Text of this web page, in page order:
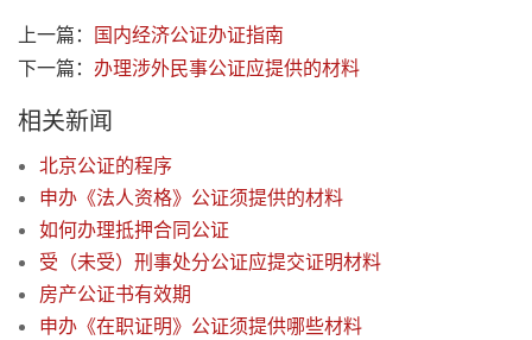
上一篇： 国内经济公证办证指南
下一篇： 办理涉外民事公证应提供的材料
相关新闻
北京公证的程序
申办《法人资格》公证须提供的材料
如何办理抵押合同公证
受（未受）刑事处分公证应提交证明材料
房产公证书有效期
申办《在职证明》公证须提供哪些材料